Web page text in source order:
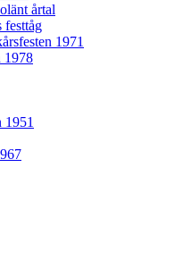
årtal
festtåg
1971
1978
1951